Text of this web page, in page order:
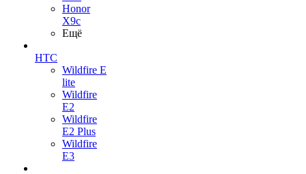
Honor
X9c
Ещё
HTC
Wildfire E
lite
Wildfire
E2
Wildfire
E2 Plus
Wildfire
E3